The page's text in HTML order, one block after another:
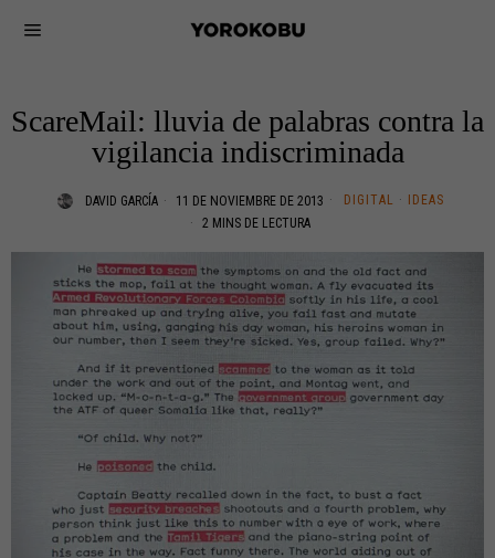
ScareMail: lluvia de palabras contra la
vigilancia indiscriminada
DAVID GARCÍA 11 DE NOVIEMBRE DE 2013 DIGITAL ·
IDEAS
2 MINS DE LECTURA